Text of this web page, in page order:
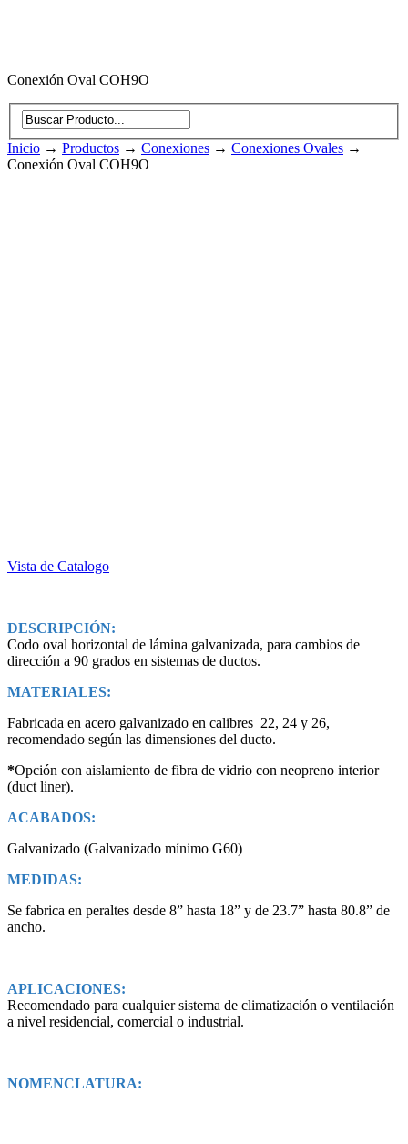
Conexión Oval COH9O
Inicio → Productos → Conexiones → Conexiones Ovales →
Conexión Oval COH9O
Vista de Catalogo
DESCRIPCIÓN:
Codo oval horizontal de lámina galvanizada, para cambios de
dirección a 90 grados en sistemas de ductos.
MATERIALES:
Fabricada en acero galvanizado en calibres 22, 24 y 26,
recomendado según las dimensiones del ducto.
*Opción con aislamiento de fibra de vidrio con neopreno interior
(duct liner).
ACABADOS:
Galvanizado (Galvanizado mínimo G60)
MEDIDAS:
Se fabrica en peraltes desde 8” hasta 18” y de 23.7” hasta 80.8” de
ancho.
APLICACIONES:
Recomendado para cualquier sistema de climatización o ventilación
a nivel residencial, comercial o industrial.
NOMENCLATURA: